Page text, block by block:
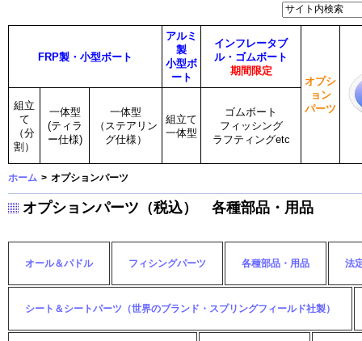
FRP製・小型ボート
アルミ
製
小型ボ
ート
インフレータブ
ル・ゴムボート
期間限定
オプシ
ョン
パーツ
組立
て
（分
割）
一体型
(ティラ
ー仕様)
一体型
（ステアリン
グ仕様）
組立て
一体型
ゴムボート
フィッシング
ラフティングetc
ホーム > オプションパーツ
オプションパーツ（税込） 各種部品・用品
オール＆パドル フィシングパーツ 各種部品・用品 法
シート＆シートパーツ（世界のブランド・スプリングフィールド社製）